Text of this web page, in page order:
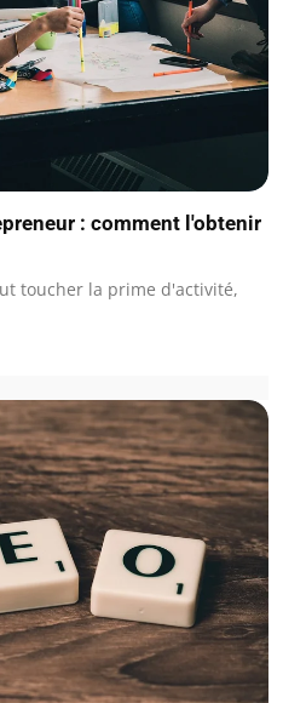
: comment l'obtenir
toucher la prime d'activité,